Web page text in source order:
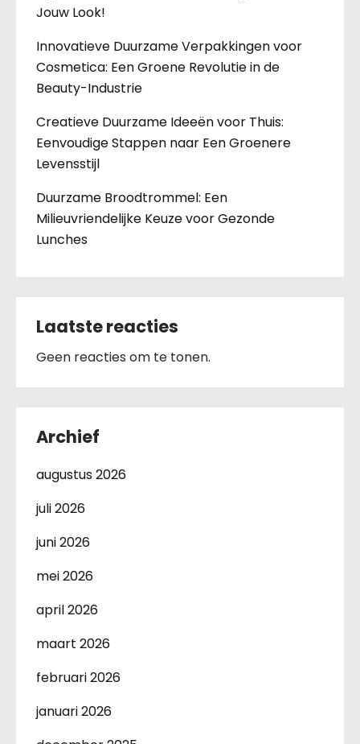
Jouw Look!
Innovatieve Duurzame Verpakkingen voor
Cosmetica: Een Groene Revolutie in de
Beauty-Industrie
Creatieve Duurzame Ideeën voor Thuis:
Eenvoudige Stappen naar Een Groenere
Levensstijl
Duurzame Broodtrommel: Een
Milieuvriendelijke Keuze voor Gezonde
Lunches
Laatste reacties
Geen reacties om te tonen.
Archief
augustus 2026
juli 2026
juni 2026
mei 2026
april 2026
maart 2026
februari 2026
januari 2026